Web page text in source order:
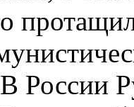
России